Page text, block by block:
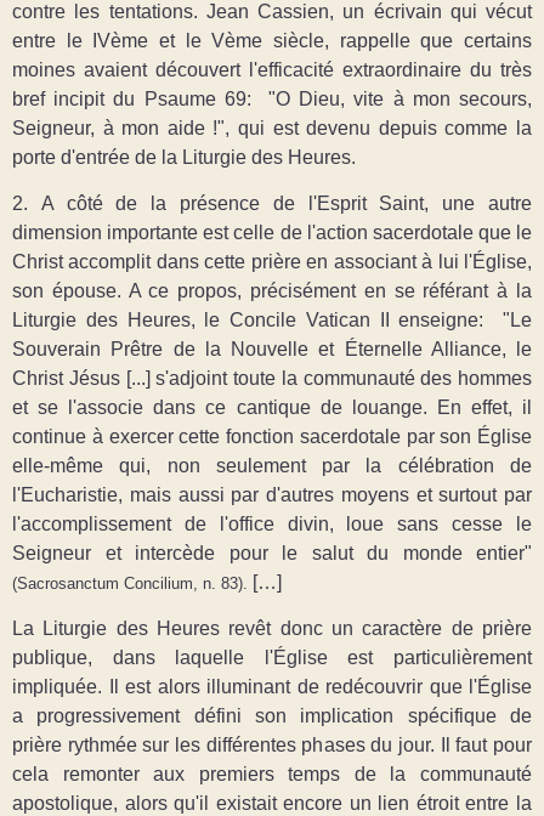
contre les tentations. Jean Cassien, un écrivain qui vécut
entre le IVème et le Vème siècle, rappelle que certains
moines avaient découvert l'efficacité extraordinaire du très
bref incipit du Psaume 69: "O Dieu, vite à mon secours,
Seigneur, à mon aide !", qui est devenu depuis comme la
porte d'entrée de la Liturgie des Heures.
2. A côté de la présence de l'Esprit Saint, une autre
dimension importante est celle de l'action sacerdotale que le
Christ accomplit dans cette prière en associant à lui l'Église,
son épouse. A ce propos, précisément en se référant à la
Liturgie des Heures, le Concile Vatican II enseigne: "Le
Souverain Prêtre de la Nouvelle et Éternelle Alliance, le
Christ Jésus [...] s'adjoint toute la communauté des hommes
et se l'associe dans ce cantique de louange. En effet, il
continue à exercer cette fonction sacerdotale par son Église
elle-même qui, non seulement par la célébration de
l'Eucharistie, mais aussi par d'autres moyens et surtout par
l'accomplissement de l'office divin, loue sans cesse le
Seigneur et intercède pour le salut du monde entier"
(Sacrosanctum Concilium, n. 83). […]
La Liturgie des Heures revêt donc un caractère de prière
publique, dans laquelle l'Église est particulièrement
impliquée. Il est alors illuminant de redécouvrir que l'Église
a progressivement défini son implication spécifique de
prière rythmée sur les différentes phases du jour. Il faut pour
cela remonter aux premiers temps de la communauté
apostolique, alors qu'il existait encore un lien étroit entre la